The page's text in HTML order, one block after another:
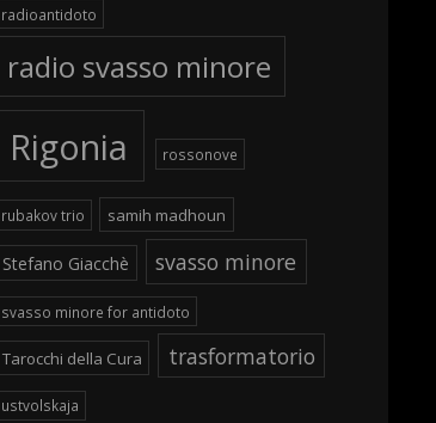
radioantidoto
radio svasso minore
Rigonia rossonove
rubakov trio samih madhoun
Stefano Giacchè svasso minore
svasso minore for antidoto
Tarocchi della Cura trasformatorio
ustvolskaja